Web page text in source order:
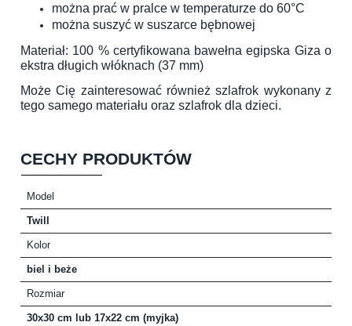
można prać w pralce w temperaturze do 60°C
można suszyć w suszarce bębnowej
Materiał: 100 % certyfikowana bawełna egipska Giza o
ekstra długich włóknach (37 mm)
Może Cię zainteresować równieższlafrok wykonany z
tego samego materiału oraz szlafrok dla dzieci.
CECHY PRODUKTÓW
Model
Twill
Kolor
biel i beże
Rozmiar
30x30 cm lub 17x22 cm (myjka)